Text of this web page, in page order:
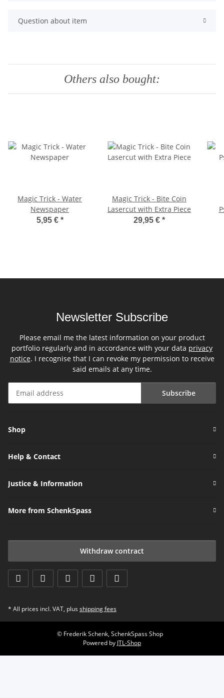
Question about item
Others also bought:
Magic Trick - Water
Newspaper
5,95 € *
Magic Trick - Bite Coin
Lasercut with Extra Piece
29,95 € *
Newsletter Subscribe
Please email me the latest information on your product
portfolio regularly and in accordance with your data privacy
notice. I recognise that I can revoke my permission to receive
said emails at any time.
Subscribe
Shop
Help & Contact
Justice & Information
More from SchenkSpass
Withdraw contract
* All prices incl. VAT, plus shipping fees
© Frederik Schenk, SchenkSpass Shop
Powered by JTL-Shop